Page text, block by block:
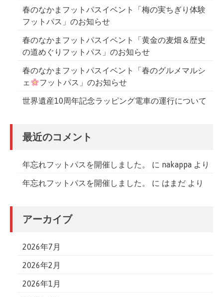
春のなかまフットパスイベント「梅の実ちぎり体験
フットパス」のお知らせ
春のなかまフットパスイベント「黄金の麦畑＆歴史
の道めぐりフットパス」のお知らせ
春のなかまフットパスイベント「春のグルメマルシ
ェ
フットパス」のお知らせ
世界遺産10周年記念ラッピング電車の運行について
最近のコメント
年忘れフットパスを開催しました。 に nakappa より
年忘れフットパスを開催しました。 に はまだ より
アーカイブ
2026年7月
2026年2月
2026年1月